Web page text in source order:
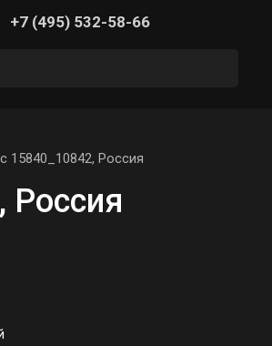
+7 (495) 532-58-66
15840_10842, Россия